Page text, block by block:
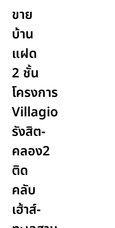
ขาย
บ้าน
แฝด
2 ชั้น
โครงการ
Villagio
รังสิต-
คลอง2
ติด
คลับ
เฮ้าส์-